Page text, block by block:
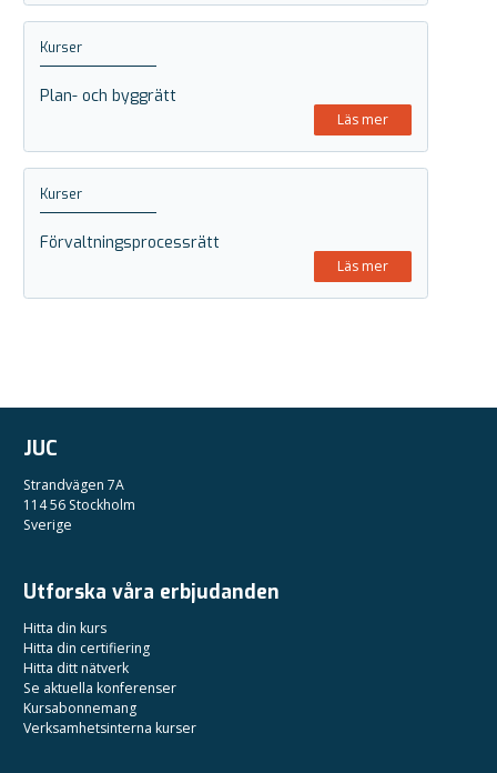
Kurser
Plan- och byggrätt
Läs mer
Kurser
Förvaltningsprocessrätt
Läs mer
JUC
Strandvägen 7A
114 56 Stockholm
Sverige
Utforska våra erbjudanden
Hitta din kurs
Hitta din certifiering
Hitta ditt nätverk
Se aktuella konferenser
Kursabonnemang
Verksamhetsinterna kurser